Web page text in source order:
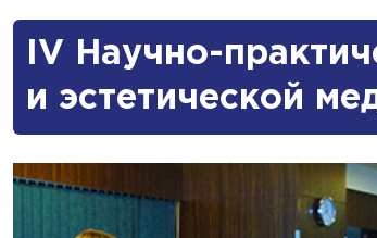
IV Научно-
и эстетической